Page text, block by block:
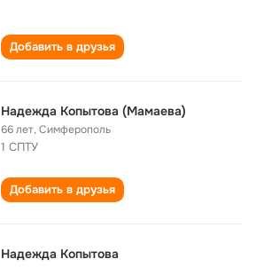
Добавить в друзья
Надежда Копытова (Мамаева)
66 лет,Симферополь
1 СПТУ
Добавить в друзья
Надежда Копытова